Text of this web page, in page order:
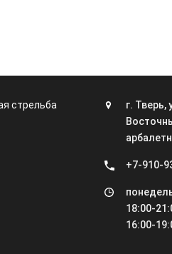
стрельба
г. Тверь,
+7-910-
18:00-
16:00-